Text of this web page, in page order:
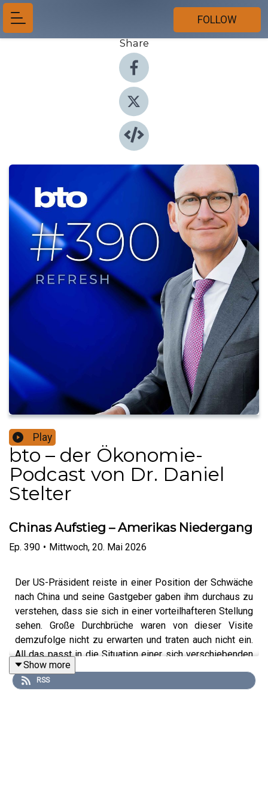
FOLLOW
Share
Play
bto – der Ökonomie-
Podcast von Dr. Daniel
Stelter
Chinas Aufstieg – Amerikas Niedergang
Ep. 390 • Mittwoch, 20. Mai 2026
Der US-Präsident reiste in einer Position der Schwäche
nach China und seine Gastgeber gaben ihm durchaus zu
verstehen, dass sie sich in einer vorteilhafteren Stellung
sehen. Große Durchbrüche waren von dieser Visite
demzufolge nicht zu erwarten und traten auch nicht ein.
All das passt in die Situation einer sich verschiebenden
Weltordnung, bei der zu hoffen bleibt, dass der
Übergang nicht zu einem neuen großen Krieg führt.
Show more
RSS